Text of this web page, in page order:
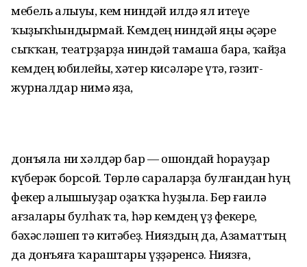
мебель алыуы, кем ниндәй илдә ял итеүе
ҡыҙыҡһындырмай. Кемдең ниндәй яңы әҫәре
сыҡҡан, театрҙарҙа ниндәй тамаша бара, ҡайҙа
кемдең юбилейы, хәтер кисәләре үтә, гәзит-
журналдар нимә яҙа,
донъяла ни хәлдәр бар — ошондай һорауҙар
күберәк борсой. Төрлө сараларҙа булғандан һуң
фекер алышыуҙар оҙаҡҡа һуҙыла. Бер ғаилә
ағзалары булһаҡ та, һәр кемдең үҙ фекере,
бәхәсләшеп тә китәбеҙ. Нияздың да, Азаматтың
да донъяға ҡараштары үҙҙәренсә. Ниязға,